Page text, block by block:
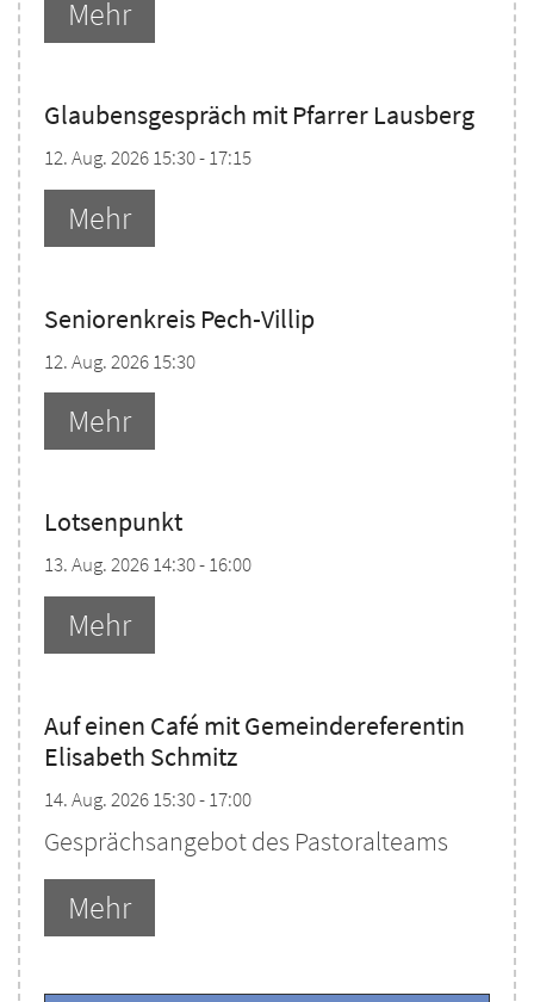
Mehr
Glaubensgespräch mit Pfarrer Lausberg
12. Aug. 2026 15:30 - 17:15
Mehr
Seniorenkreis Pech-Villip
12. Aug. 2026 15:30
Mehr
Lotsenpunkt
13. Aug. 2026 14:30 - 16:00
Mehr
Auf einen Café mit Gemeindereferentin
Elisabeth Schmitz
14. Aug. 2026 15:30 - 17:00
Gesprächsangebot des Pastoralteams
Mehr